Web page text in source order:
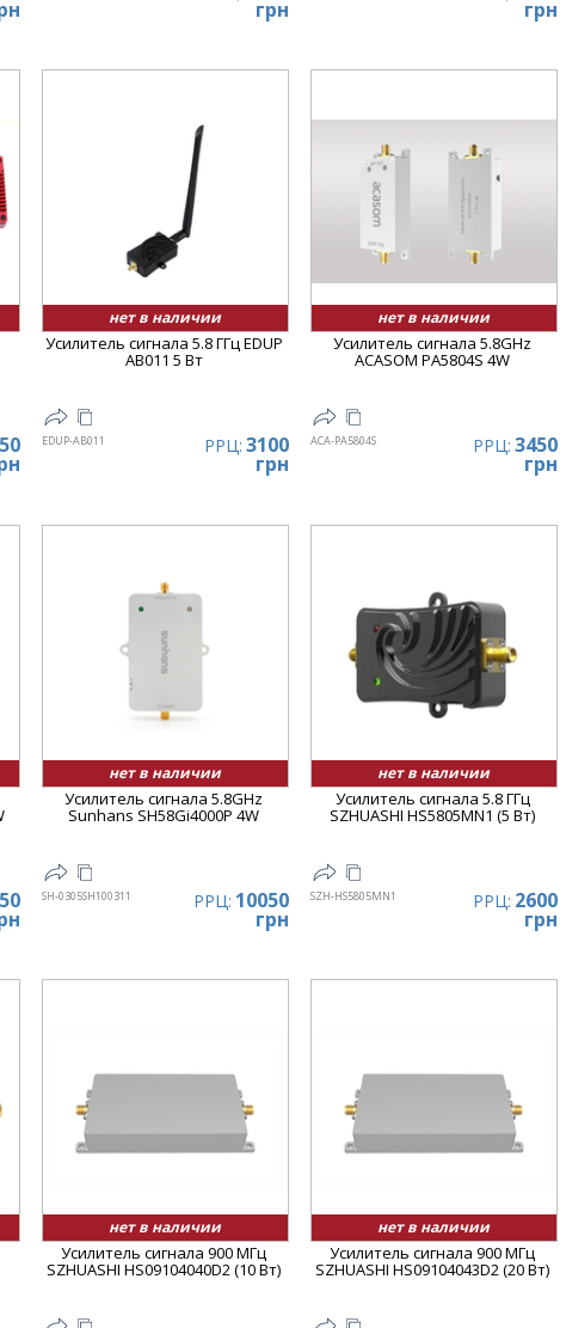
грн грн
нет в наличии
Усилитель сигнала 5.8 ГГц EDUP
AB011 5 Вт
EDUP-AB011 РРЦ: 3100
грн
нет в наличии
Усилитель сигнала 5.8GHz
ACASOM PA5804S 4W
ACA-PA5804S РРЦ: 3450
грн
нет в наличии
Усилитель сигнала 5.8GHz
Sunhans SH58Gi4000P 4W
SH-0305SH100311 РРЦ: 10050
грн
нет в наличии
Усилитель сигнала 5.8 ГГц
SZHUASHI HS5805MN1 (5 Вт)
SZH-HS5805MN1 РРЦ: 2600
грн
нет в наличии
Усилитель сигнала 900 МГц
SZHUASHI HS09104040D2 (10 Вт)
нет в наличии
Усилитель сигнала 900 МГц
SZHUASHI HS09104043D2 (20 Вт)